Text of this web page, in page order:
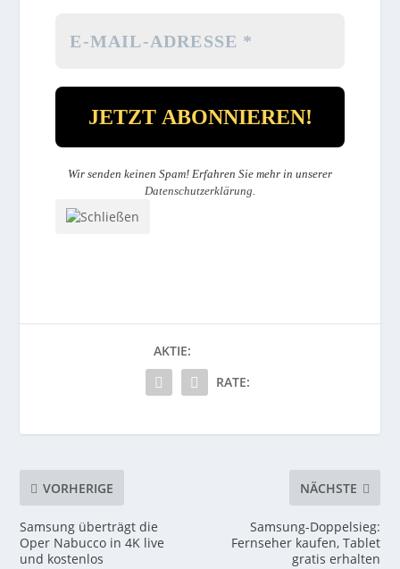
Wir senden keinen Spam! Erfahren Sie mehr in unserer
Datenschutzerklärung.
AKTIE:
RATE:
VORHERIGE
Samsung überträgt die
Oper Nabucco in 4K live
und kostenlos
NÄCHSTE
Samsung-Doppelsieg:
Fernseher kaufen, Tablet
gratis erhalten